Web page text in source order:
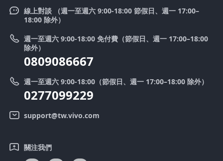
V50
Funtouch OS
系統升級
零配件價格查詢
送修服務
IMEI 碼驗證
客戶服務隱私權聲明
新聞中心
法律聲明
優惠活動
舊機換新機
vivo 隱私權中心
線上對談 （週一至週六 9:00-18:00 節假日、週一 17:00–
18:00 除外）
週一至週六 9:00-18:00 免付費（節假日、週一 17:00–18:00
除外）
0809086667
週一至週六 9:00-18:00（節假日、週一 17:00–18:00 除外）
0277099229
support@tw.vivo.com
關注我們